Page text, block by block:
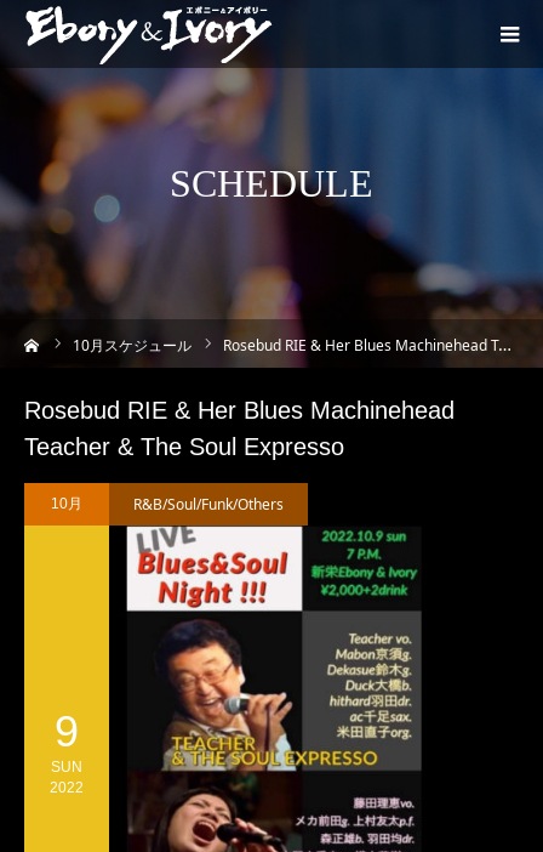
SCHEDULE
10月スケジュール Rosebud RIE & Her Blues Machinehead Teacher & The Soul Expresso
Rosebud RIE & Her Blues Machinehead
Teacher & The Soul Expresso
10月
9
SUN
2022
R&B/Soul/Funk/Others